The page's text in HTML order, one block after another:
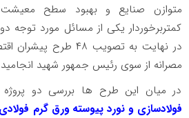
متوازن صنایع و بهبود سطح
کمتربرخوردار یکی از مسائل مورد
در نهایت به تصویب ۴۸
مصرانه از سوی رئیس جمهور شهید
در میان این طرح ها بررسی دو
فولادسازی و نورد پیوسته ورق گرم فولادی